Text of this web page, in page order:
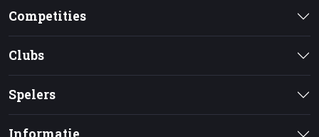
Competities
Clubs
Spelers
Informatie